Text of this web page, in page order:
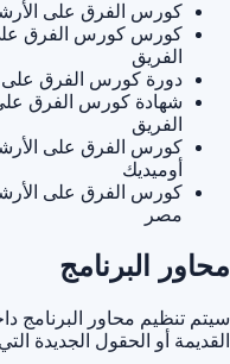
كورس الفرق على
كورس كورس الفرق على
الفريق
دورة كورس الفرق على
شهادة كورس الفرق على
الفريق
كورس الفرق على
أوميديك
كورس الفرق على
مصر
محاور البرنامج
سيتم تنظيم محاور
القديمة أو الحقول الجديدة